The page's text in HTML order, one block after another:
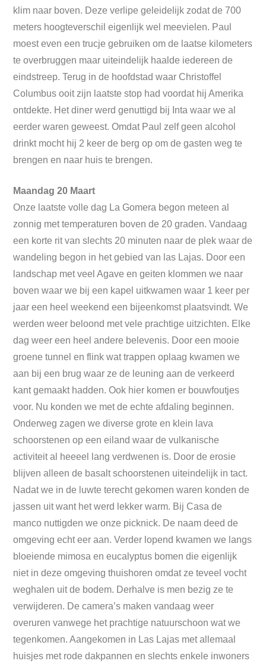
klim naar boven. Deze verlipe geleidelijk zodat de 700
meters hoogteverschil eigenlijk wel meevielen. Paul
moest even een trucje gebruiken om de laatse kilometers
te overbruggen maar uiteindelijk haalde iedereen de
eindstreep. Terug in de hoofdstad waar Christoffel
Columbus ooit zijn laatste stop had voordat hij Amerika
ontdekte. Het diner werd genuttigd bij Inta waar we al
eerder waren geweest. Omdat Paul zelf geen alcohol
drinkt mocht hij 2 keer de berg op om de gasten weg te
brengen en naar huis te brengen.
Maandag 20 Maart
Onze laatste volle dag La Gomera begon meteen al
zonnig met temperaturen boven de 20 graden. Vandaag
een korte rit van slechts 20 minuten naar de plek waar de
wandeling begon in het gebied van las Lajas. Door een
landschap met veel Agave en geiten klommen we naar
boven waar we bij een kapel uitkwamen waar 1 keer per
jaar een heel weekend een bijeenkomst plaatsvindt. We
werden weer beloond met vele prachtige uitzichten. Elke
dag weer een heel andere belevenis. Door een mooie
groene tunnel en flink wat trappen oplaag kwamen we
aan bij een brug waar ze de leuning aan de verkeerd
kant gemaakt hadden. Ook hier komen er bouwfoutjes
voor. Nu konden we met de echte afdaling beginnen.
Onderweg zagen we diverse grote en klein lava
schoorstenen op een eiland waar de vulkanische
activiteit al heeeel lang verdwenen is. Door de erosie
blijven alleen de basalt schoorstenen uiteindelijk in tact.
Nadat we in de luwte terecht gekomen waren konden de
jassen uit want het werd lekker warm. Bij Casa de
manco nuttigden we onze picknick. De naam deed de
omgeving echt eer aan. Verder lopend kwamen we langs
bloeiende mimosa en eucalyptus bomen die eigenlijk
niet in deze omgeving thuishoren omdat ze teveel vocht
weghalen uit de bodem. Derhalve is men bezig ze te
verwijderen. De camera’s maken vandaag weer
overuren vanwege het prachtige natuurschoon wat we
tegenkomen. Aangekomen in Las Lajas met allemaal
huisjes met rode dakpannen en slechts enkele inwoners